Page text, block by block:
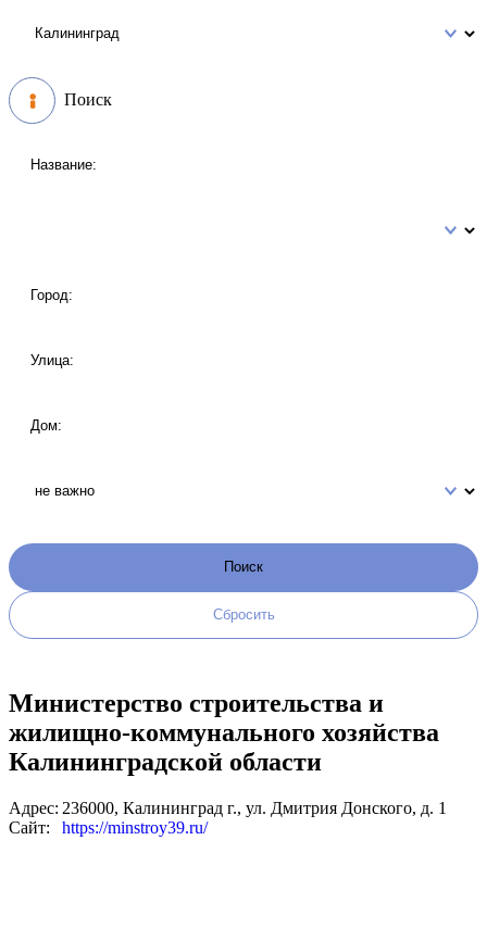
Поиск
Министерство строительства и
жилищно-коммунального хозяйства
Калининградской области
Адрес: 236000, Калининград г., ул. Дмитрия Донского, д. 1
Сайт:
https://minstroy39.ru/